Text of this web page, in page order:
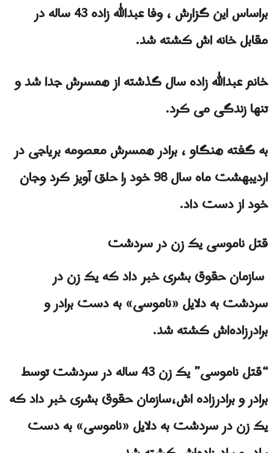
براساس این گزارش ، وفا عبدالله زاده 43 ساله در
مقابل خانه اش کشته شد.
خانم عبدالله زاده سال گذشته از همسرش جدا شد و
تنها زندگی می کرد.
به گفته هنگاو ، برادر همسرش معصومه بریاجی در
اردیبهشت ماه سال 98 خود را حلق آویز كرد وجان
خود از دست داد.
قتل ناموسی یک زن در سردشت
سازمان حقوق بشری خبر داد که یک زن در
سردشت به دلایل «ناموسی» به دست برادر و
برادرزاده‌اش کشته شد.
“قتل ناموسی” یک زن 43 ساله در سردشت توسط
برادر و برادرزاده اش،سازمان حقوق بشری خبر داد که
یک زن در سردشت به دلایل «ناموسی» به دست